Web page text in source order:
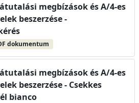
megbízások és A/4-es
beszerzése -
dokumentum
megbízások és A/4-es
beszerzése - Csekkes
bianco